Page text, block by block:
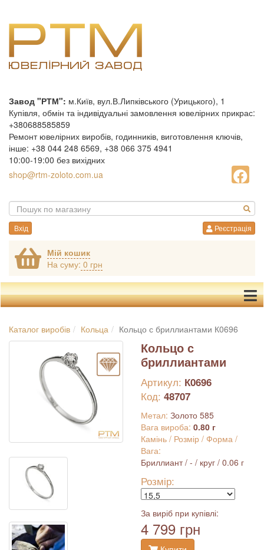
Завод "РТМ": м.Київ, вул.В.Липківського (Урицького), 1
Купівля, обмін та індивідуальні замовлення ювелірних прикрас:
+380688585859
Ремонт ювелірних виробів, годинників, виготовлення ключів,
інше: +38 044 248 6569, +38 066 375 4941
10:00-19:00 без вихідних
shop@rtm-zoloto.com.ua
Вхід Реєстрація
Мій кошик
На суму: 0 грн
Каталог виробів Кольца Кольцо с бриллиантами К0696
Кольцо с
бриллиантами
Артикул: К0696
Код: 48707
Метал: Золото 585
Вага вироба: 0.80 г
Камінь / Розмір / Форма /
Вага:
Бриллиант / - / круг / 0.06 г
Розмір:
За виріб при купівлі:
4 799 грн